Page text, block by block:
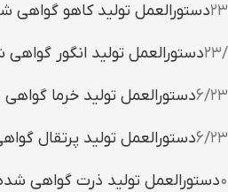
۲۳دستورالعمل تولید کاهو گواهی
/۲۳ دستورالعمل تولید انگور
۶/۲۳دستورالعمل تولید خرما
۶/۲۳دستورالعمل تولید پرتقال
۰دستورالعمل تولید ذرت گواهی